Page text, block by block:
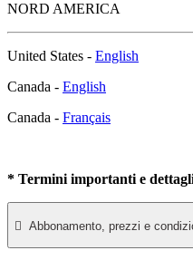
NORD AMERICA
United States - English
Canada - English
Canada - Français
* Termini importanti e
 Abbonamento, prezzi e